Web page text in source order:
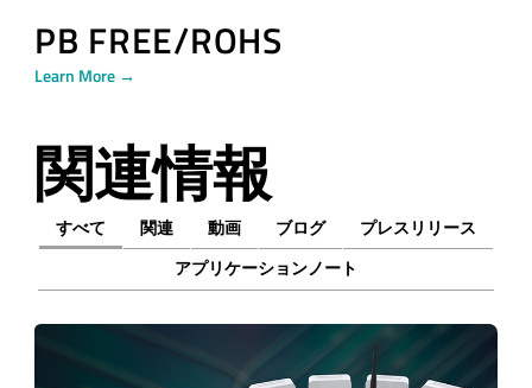
PB FREE/ROHS
Learn More →
関連情報
すべて 関連 動画 ブログ
プレスリリース
アプリケーションノート